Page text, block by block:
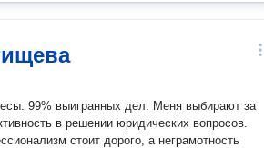
99% выигранных дел. Меня выбирают за
в решении юридических вопросов.
стоит дорого, а неграмотность